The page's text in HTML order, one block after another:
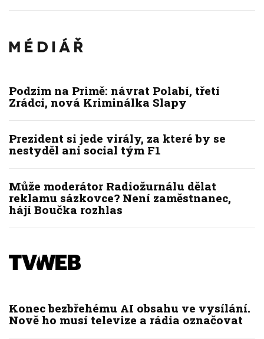
Podzim na Primě: návrat Polabí, třetí
Zrádci, nová Kriminálka Slapy
Prezident si jede virály, za které by se
nestyděl ani social tým F1
Může moderátor Radiožurnálu dělat
reklamu sázkovce? Není zaměstnanec,
hájí Boučka rozhlas
Konec bezbřehému AI obsahu ve vysílání.
Nově ho musí televize a rádia označovat